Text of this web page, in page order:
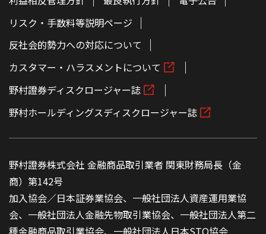
リスク・手数料等説明ページ
反社会的勢力への対応について
カスタマー・ハラスメントについて
野村證券ディスクロージャー誌
野村ホールディングスディスクロージャー誌
野村證券株式会社 金融商品取引業者 関東財務局長（金
商）第142号
加入協会／日本証券業協会、一般社団法人資産運用業協
会、一般社団法人金融先物取引業協会、一般社団法人第二